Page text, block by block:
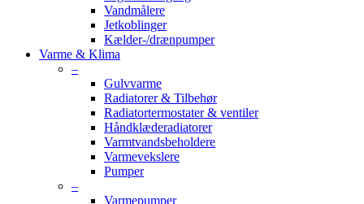
Vandmålere
Jetkoblinger
Kælder-/drænpumper
Varme & Klima
–
Gulvvarme
Radiatorer & Tilbehør
Radiatortermostater & ventiler
Håndklæderadiatorer
Varmtvandsbeholdere
Varmevekslere
Pumper
–
Varmepumper